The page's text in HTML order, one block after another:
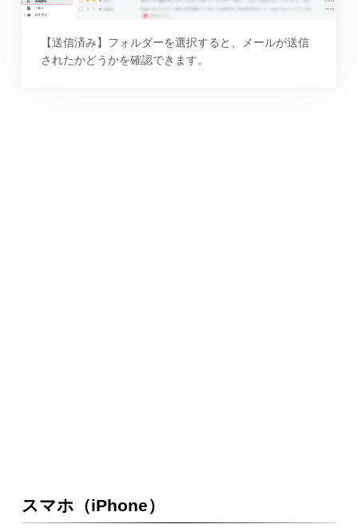
【送信済み】フォルダーを選択すると、メールが送信
されたかどうかを確認できます。
スマホ（iPhone）